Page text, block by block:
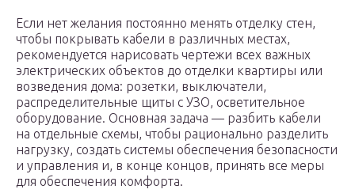
Если нет желания постоянно менять отделку стен,
чтобы покрывать кабели в различных местах,
рекомендуется нарисовать чертежи всех важных
электрических объектов до отделки квартиры или
возведения дома: розетки, выключатели,
распределительные щиты с УЗО, осветительное
оборудование. Основная задача — разбить кабели
на отдельные схемы, чтобы рационально разделить
нагрузку, создать системы обеспечения безопасности
и управления и, в конце концов, принять все меры
для обеспечения комфорта.